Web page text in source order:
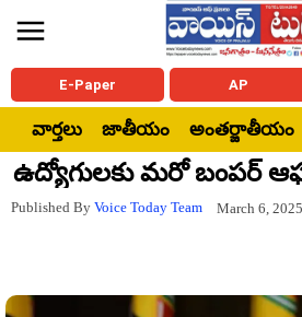
E-Paper AP
వార్తలు జాతీయం అంతర్జాతీయం
ఉద్యోగులకు మరో బంపర్
Published By Voice Today Team March 6, 2025